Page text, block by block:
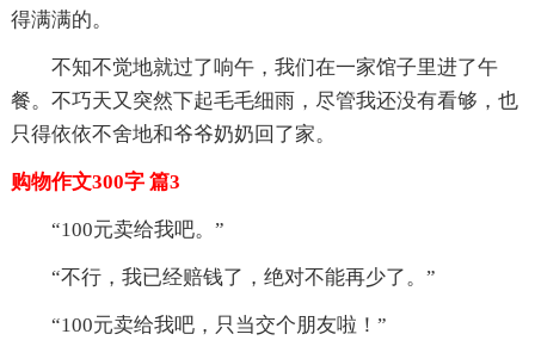
得满满的。
不知不觉地就过了响午，我们在一家馆子里进了午
餐。不巧天又突然下起毛毛细雨，尽管我还没有看够，也
只得依依不舍地和爷爷奶奶回了家。
购物作文300字 篇3
“100元卖给我吧。”
“不行，我已经赔钱了，绝对不能再少了。”
“100元卖给我吧，只当交个朋友啦！”